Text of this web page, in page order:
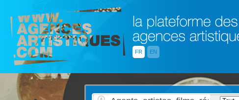
FR EN